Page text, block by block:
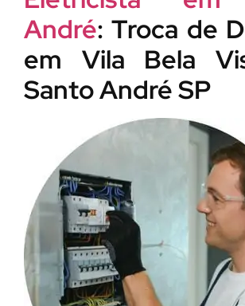
André: Troca de
em Vila Bela
Santo André SP